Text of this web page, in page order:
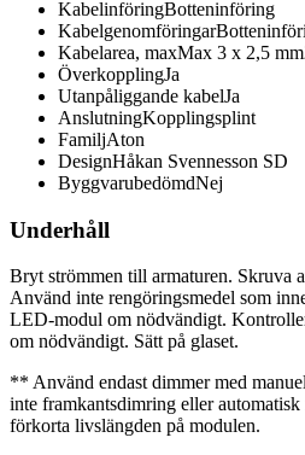
KabelinföringBotteninföring
Kabelgenomföringar
Kabelarea, maxMax 3 x 2,5
ÖverkopplingJa
Utanpåliggande kabelJa
AnslutningKopplingsplint
FamiljAton
DesignHåkan Svennesson SD
ByggvarubedömdNej
Underhåll
Bryt strömmen till armaturen. Skruva
Använd inte rengöringsmedel som
LED-modul om nödvändigt.
om nödvändigt. Sätt på glaset.
** Använd endast dimmer med
inte framkantsdimring eller
förkorta livslängden på modulen.